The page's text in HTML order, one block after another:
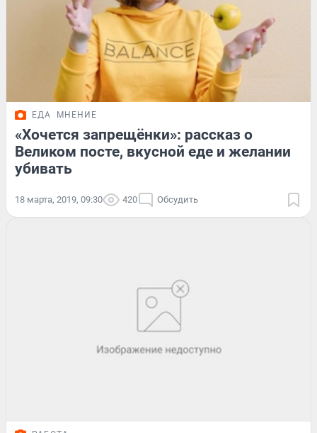
ЕДА МНЕНИЕ
«Хочется запрещёнки»: рассказ о
Великом посте, вкусной еде и желании
убивать
18 марта, 2019, 09:30 420 Обсудить